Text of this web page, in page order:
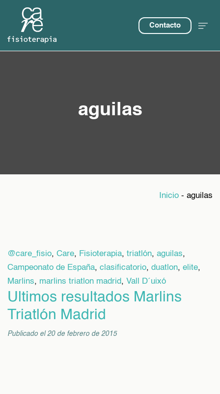
Contacto
aguilas
Inicio - aguilas
@care_fisio, Care, Fisioterapia, triatlón, aguilas,
Campeonato de España, clasificatorio, duatlon, elite,
Marlins, marlins triatlon madrid, Vall D´uixó
Ultimos resultados Marlins
Triatlón Madrid
Publicado el 20 de febrero de 2015